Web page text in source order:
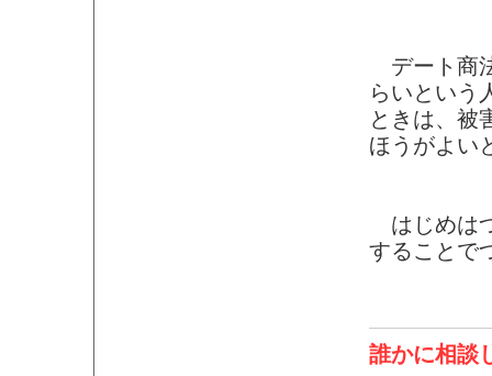
デート商
らいという
ときは、被
ほうがよい
はじめは
することで
誰かに相談